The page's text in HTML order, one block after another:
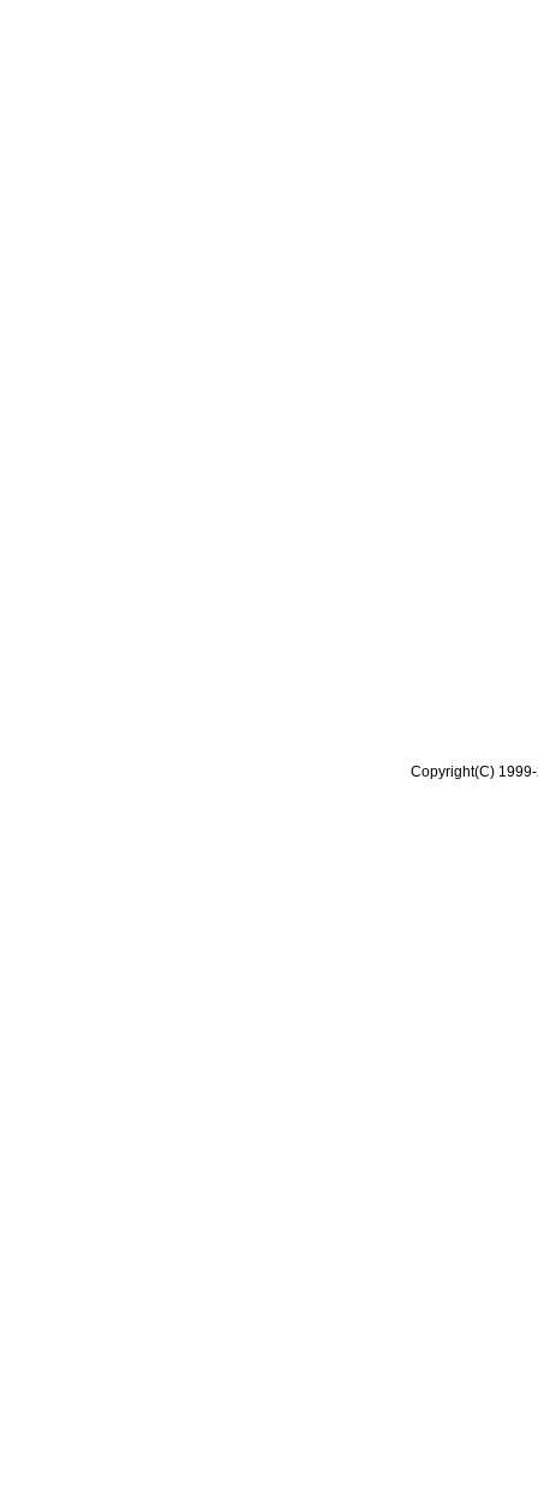
Copyright(C)